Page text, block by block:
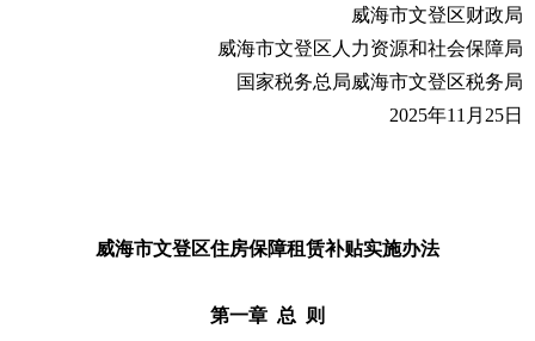
威海市文登区财政局
威海市文登区人力资源和社会保障局
国家税务总局威海市文登区税务局
2025年11月25日
威海市文登区住房保障租赁补贴实施办法
第一章 总 则